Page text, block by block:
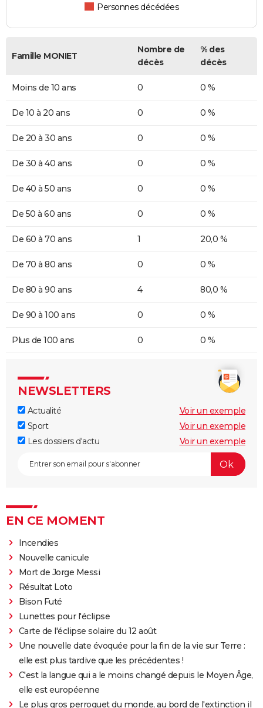
Personnes décédées
Famille MONIET
Nombre de
décès
% des
décès
Moins de 10 ans 0 0 %
De 10 à 20 ans 0 0 %
De 20 à 30 ans 0 0 %
De 30 à 40 ans 0 0 %
De 40 à 50 ans 0 0 %
De 50 à 60 ans 0 0 %
De 60 à 70 ans 1 20,0 %
De 70 à 80 ans 0 0 %
De 80 à 90 ans 4 80,0 %
De 90 à 100 ans 0 0 %
Plus de 100 ans 0 0 %
NEWSLETTERS
Actualité
Voir un exemple
Sport
Voir un exemple
Les dossiers d'actu
Voir un exemple
EN CE MOMENT
Incendies
Nouvelle canicule
Mort de Jorge Messi
Résultat Loto
Bison Futé
Lunettes pour l'éclipse
Carte de l'éclipse solaire du 12 août
Une nouvelle date évoquée pour la fin de la vie sur Terre :
elle est plus tardive que les précédentes !
C'est la langue qui a le moins changé depuis le Moyen Âge,
elle est européenne
Le plus gros perroquet du monde, au bord de l'extinction il